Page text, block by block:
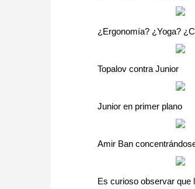
¿Ergonomía? ¿Yoga?
Topalov contra Junior
Junior en primer plano
Amir Ban
Es curioso observar que